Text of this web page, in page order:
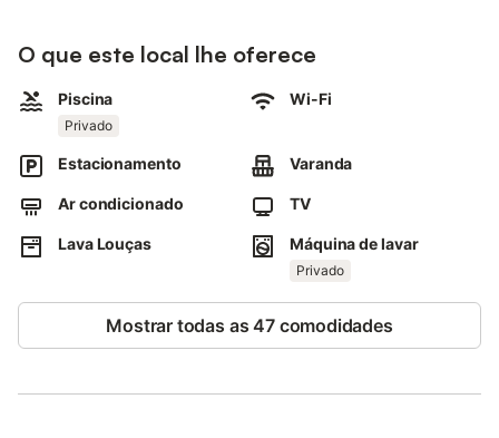
O que este local lhe oferece
Piscina
Privado
Wi-Fi
Estacionamento Varanda
Ar condicionado TV
Lava Louças Máquina de lavar
Privado
Mostrar todas as 47 comodidades